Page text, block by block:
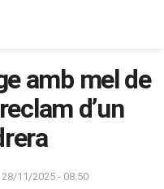
amb mel de
d’un
28/11/2025 - 08:50